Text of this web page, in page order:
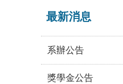
最新消息
系辦公告
獎學金公告